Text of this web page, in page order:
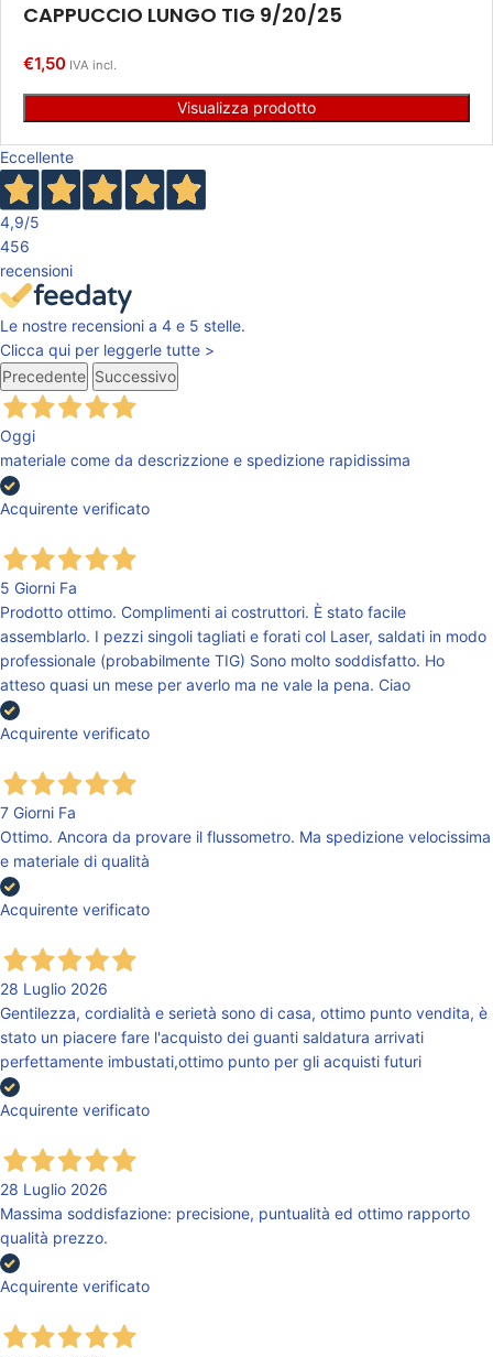
CAPPUCCIO LUNGO TIG 9/20/25
€1,50 IVA incl.
Visualizza prodotto
Eccellente
4,9/5
456
recensioni
Le nostre recensioni a 4 e 5 stelle.
Clicca qui per leggerle tutte >
Precedente Successivo
Oggi
materiale come da descrizzione e spedizione rapidissima
Acquirente verificato
5 Giorni Fa
Prodotto ottimo. Complimenti ai costruttori. È stato facile
assemblarlo. I pezzi singoli tagliati e forati col Laser, saldati in modo
professionale (probabilmente TIG) Sono molto soddisfatto. Ho
atteso quasi un mese per averlo ma ne vale la pena. Ciao
Acquirente verificato
7 Giorni Fa
Ottimo. Ancora da provare il flussometro. Ma spedizione velocissima
e materiale di qualità
Acquirente verificato
28 Luglio 2026
Gentilezza, cordialità e serietà sono di casa, ottimo punto vendita, è
stato un piacere fare l'acquisto dei guanti saldatura arrivati
perfettamente imbustati,ottimo punto per gli acquisti futuri
Acquirente verificato
28 Luglio 2026
Massima soddisfazione: precisione, puntualità ed ottimo rapporto
qualità prezzo.
Acquirente verificato